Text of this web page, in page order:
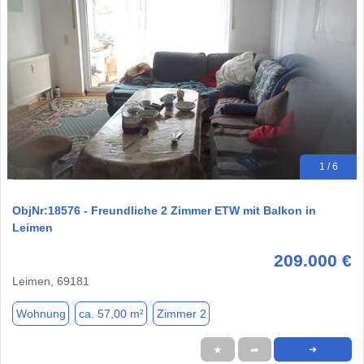
1 / 6
ObjNr:18576 - Freundliche 2 Zimmer ETW mit Balkon in
Leimen
209.000 €
Leimen, 69181
Wohnung ca. 57,00 m² Zimmer 2
★ ➦ ➜